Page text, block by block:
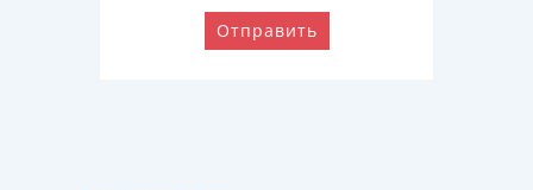
Отправить